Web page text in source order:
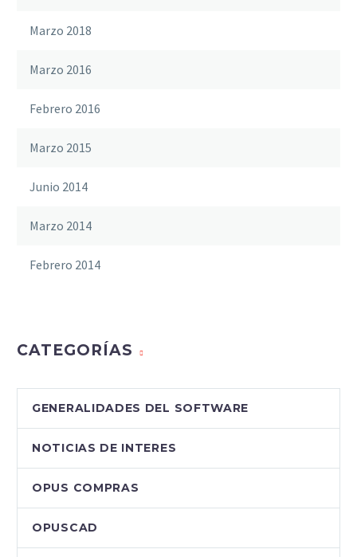
Marzo 2018
Marzo 2016
Febrero 2016
Marzo 2015
Junio 2014
Marzo 2014
Febrero 2014
CATEGORÍAS
GENERALIDADES DEL SOFTWARE
NOTICIAS DE INTERES
OPUS COMPRAS
OPUSCAD